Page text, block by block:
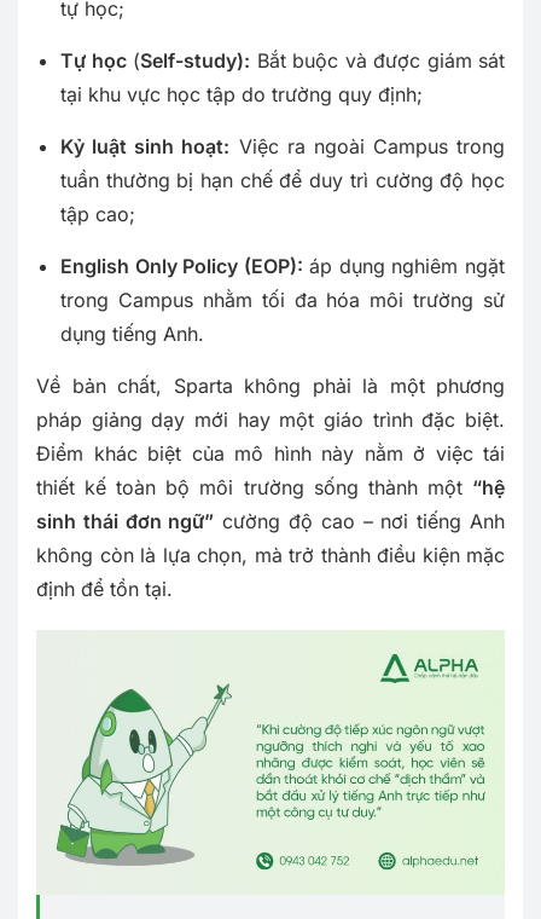
tự học;
Tự học(Self-study): Bắt buộc và được giám sát
tại khu vực học tập do trường quy định;
Kỷ luật sinh hoạt: Việc ra ngoài Campus trong
tuần thường bị hạn chế để duy trì cường độ học
tập cao;
English Only Policy (EOP): áp dụng nghiêm ngặt
trong Campus nhằm tối đa hóa môi trường sử
dụng tiếng Anh.
Về bản chất, Sparta không phải là một phương
pháp giảng dạy mới hay một giáo trình đặc biệt.
Điểm khác biệt của mô hình này nằm ở việc tái
thiết kế toàn bộ môi trường sống thành một “hệ
sinh thái đơn ngữ” cường độ cao – nơi tiếng Anh
không còn là lựa chọn, mà trở thành điều kiện mặc
định để tồn tại.